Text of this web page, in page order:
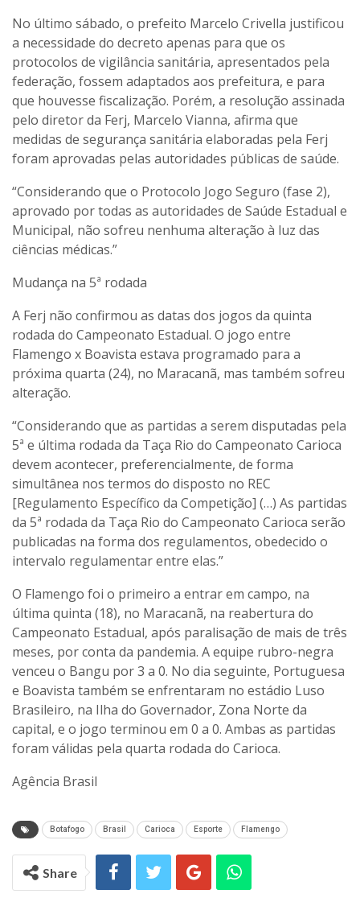
No último sábado, o prefeito Marcelo Crivella justificou
a necessidade do decreto apenas para que os
protocolos de vigilância sanitária, apresentados pela
federação, fossem adaptados aos prefeitura, e para
que houvesse fiscalização. Porém, a resolução assinada
pelo diretor da Ferj, Marcelo Vianna, afirma que
medidas de segurança sanitária elaboradas pela Ferj
foram aprovadas pelas autoridades públicas de saúde.
“Considerando que o Protocolo Jogo Seguro (fase 2),
aprovado por todas as autoridades de Saúde Estadual e
Municipal, não sofreu nenhuma alteração à luz das
ciências médicas.”
Mudança na 5ª rodada
A Ferj não confirmou as datas dos jogos da quinta
rodada do Campeonato Estadual. O jogo entre
Flamengo x Boavista estava programado para a
próxima quarta (24), no Maracanã, mas também sofreu
alteração.
“Considerando que as partidas a serem disputadas pela
5ª e última rodada da Taça Rio do Campeonato Carioca
devem acontecer, preferencialmente, de forma
simultânea nos termos do disposto no REC
[Regulamento Específico da Competição] (…) As partidas
da 5ª rodada da Taça Rio do Campeonato Carioca serão
publicadas na forma dos regulamentos, obedecido o
intervalo regulamentar entre elas.”
O Flamengo foi o primeiro a entrar em campo, na
última quinta (18), no Maracanã, na reabertura do
Campeonato Estadual, após paralisação de mais de três
meses, por conta da pandemia. A equipe rubro-negra
venceu o Bangu por 3 a 0. No dia seguinte, Portuguesa
e Boavista também se enfrentaram no estádio Luso
Brasileiro, na Ilha do Governador, Zona Norte da
capital, e o jogo terminou em 0 a 0. Ambas as partidas
foram válidas pela quarta rodada do Carioca.
Agência Brasil
Botafogo Brasil Carioca Esporte Flamengo
Share